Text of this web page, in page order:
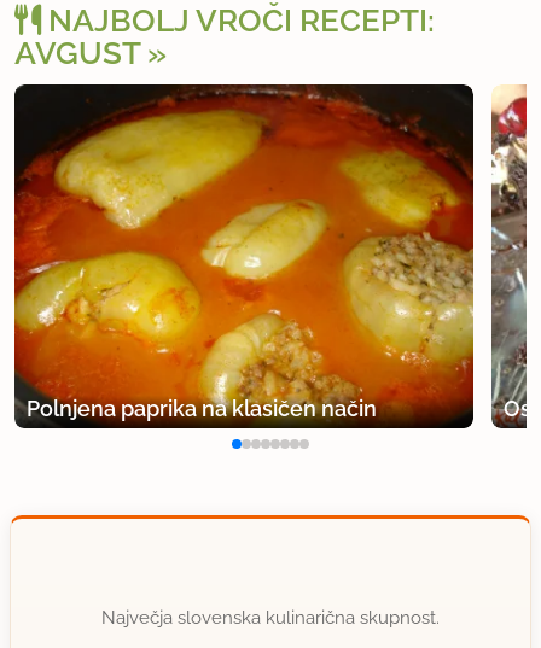
NAJBOLJ VROČI RECEPTI:
AVGUST
Polnjena paprika na klasičen način
Največja slovenska kulinarična skupnost.